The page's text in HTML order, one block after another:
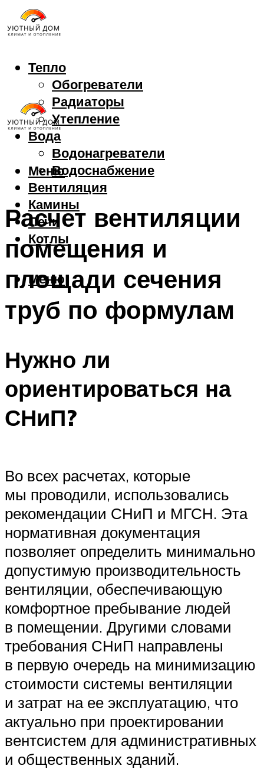
Тепло
Обогреватели
Радиаторы
Утепление
Вода
Водонагреватели
Водоснабжение
Вентиляция
Камины
Печи
Котлы
Меню
Меню
Расчет вентиляции
помещения и
площади сечения
труб по формулам
Нужно ли
ориентироваться на
СНиП?
Во всех расчетах, которые
мы проводили, использовались
рекомендации СНиП и МГСН. Эта
нормативная документация
позволяет определить минимально
допустимую производительность
вентиляции, обеспечивающую
комфортное пребывание людей
в помещении. Другими словами
требования СНиП направлены
в первую очередь на минимизацию
стоимости системы вентиляции
и затрат на ее эксплуатацию, что
актуально при проектировании
вентсистем для административных
и общественных зданий.